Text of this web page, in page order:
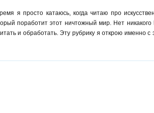
я просто катаюсь, когда читаю про
поработит этот ничтожный мир. Нет
и обработать. Эту рубрику я открою именно